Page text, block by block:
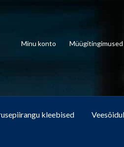
Minu konto Müügitingimused
kleebised